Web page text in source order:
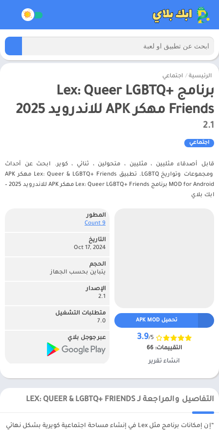
الرئيسية / اجتماعي
برنامج Lex: Queer LGBTQ+
Friends مهكر APK للاندرويد 2025
2.1
اجتماعي
قابل أصدقاء مثليين ، مثليين ، متحولين ، ثنائي ، كوير. ابحث عن أحداث
ومجموعات وتواريخ LGBTQ. تطبيق Lex: Queer & LGBTQ+ Friends مهكر APK
MOD for Android برنامج Lex: Queer LGBTQ+ Friends مهكر APK للاندرويد 2025 –
ابك بلاي
تحميل APK MOD
3.9/5
التقييمات: 66
انشاء تقرير
المطور
9 Count‏
التاريخ
Oct 17, 2024
الحجم
يتباين بحسب الجهاز
الإصدار
2.1
متطلبات التشغيل
7.0
عبر جوجل بلاي
التفاصيل والمراجعة لـ LEX: QUEER & LGBTQ+ FRIENDS
“إن إمكانات برنامج مثل Lex في إنشاء مساحة اجتماعية كويرية بشكل نهائي